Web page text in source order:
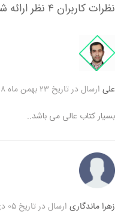
نظرات کاربران ۴ نظر ارائه شده است
علی ارسال در تاریخ ۲۳ بهمن ماه ۱۳۹۸
بسیار کتاب عالی می باشد..
زهرا ماندگاری ارسال در تاریخ ۰۵ دی ماه ۱۳۹۸